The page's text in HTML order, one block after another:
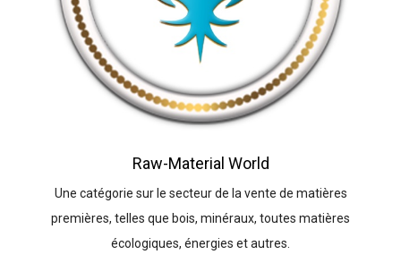
Raw-Material World
Une catégorie sur le secteur de la vente de matières
premières, telles que bois, minéraux, toutes matières
écologiques, énergies et autres.